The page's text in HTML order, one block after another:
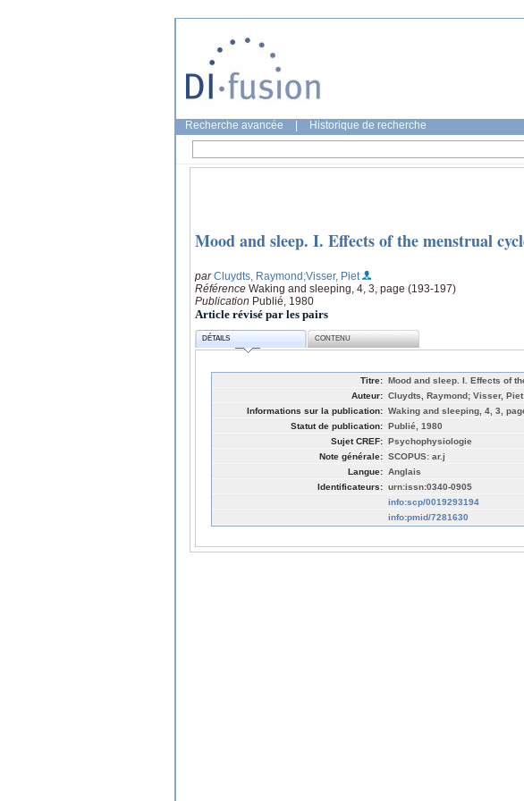
Recherche avancée Historique de recherche
Mood and sleep. I. Effects of the menstrual
parCluydts, Raymond;Visser, Piet
Référence Waking and sleeping, 4, 3, page (193-197)
Publication Publié, 1980
Article révisé par les pairs
DÉTAILS CONTENU
Titre: Mood and sleep. I. Effects of
Auteur: Cluydts, Raymond; Visser, Piet
Informations sur la publication: Waking and sleeping, 4, 3,
Statut de publication: Publié, 1980
Sujet CREF: Psychophysiologie
Note générale: SCOPUS: ar.j
Langue: Anglais
Identificateurs: urn:issn:0340-0905
info:scp/0019293194
info:pmid/7281630